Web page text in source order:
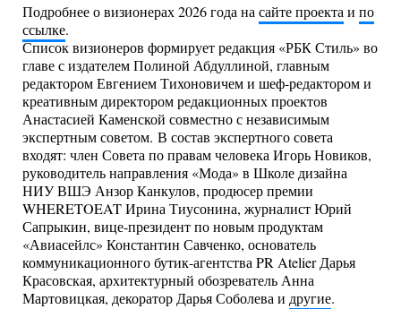
Подробнее о визионерах 2026 года насайте проектаи по
ссылке.
Список визионеров формирует редакция «РБК Стиль» во
главе с издателем Полиной Абдуллиной, главным
редактором Евгением Тихоновичем и шеф-редактором и
креативным директором редакционных проектов
Анастасией Каменской совместно с независимым
экспертным советом. В состав экспертного совета
входят: член Совета по правам человека Игорь Новиков,
руководитель направления «Мода» в Школе дизайна
НИУ ВШЭ Анзор Канкулов, продюсер премии
WHERETOEAT Ирина Тиусонина, журналист Юрий
Сапрыкин, вице-президент по новым продуктам
«Авиасейлс» Константин Савченко, основатель
коммуникационного бутик-агентства PR Atelier Дарья
Красовская, архитектурный обозреватель Анна
Мартовицкая, декоратор Дарья Соболева и другие.